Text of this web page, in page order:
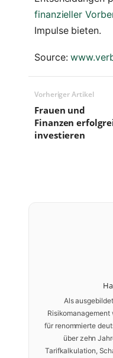
finanzieller
Impulse bieten.
Source:
Vorheriger Artikel
Frauen und
Finanzen
investieren
Als
für renommierte
über zehn
Tarifkalkulation,